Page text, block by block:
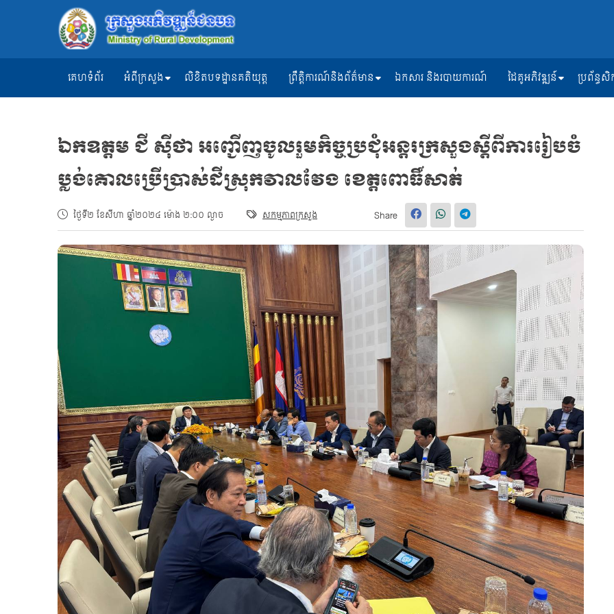
គេហទំព័រ អំពីក្រសួង លិខិតបទដ្ឋានគតិយុត្ត ព្រឹត្តិការណ៍និងព័ត៌មាន ឯកសារ និងរបាយការណ៍ ដៃគូអភិវឌ្ឍន៍ ប្រព័ន្ធ
ឯកឧត្ដម ជី ស៊ីថា អញ្ជើញចូលរួមកិច្ចប្រជុំអន្ដរក្រសួងស្ដីពីការរៀបចំ
ប្លង់គោលប្រើប្រាស់ដីស្រុកវាលវែង ខេត្តពោធិ៍សាត់
ថ្ងៃទី២ ខែសីហា ឆ្នាំ២០២៤ ម៉ោង ២:០០ ល្ងាច សកម្មភាពក្រសួង Share